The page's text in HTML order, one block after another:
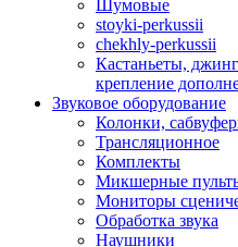
Шумовые
stoyki-perkussii
chekhly-perkussii
Кастаньеты,
крепление
Звуковое оборудование
Колонки,
Трансляционное
Комплекты
Микшерные
Мониторы
Обработка звука
Наушники